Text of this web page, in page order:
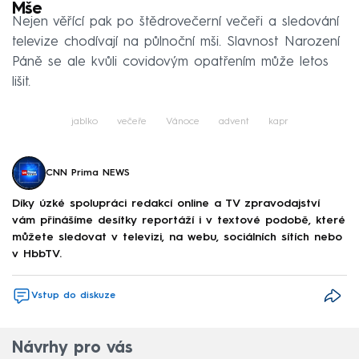
Mše
Nejen věřící pak po štědrovečerní večeři a sledování
televize chodívají na půlnoční mši. Slavnost Narození
Páně se ale kvůli covidovým opatřením může letos
lišit.
jablko večeře Vánoce advent kapr
CNN Prima NEWS
Díky úzké spolupráci redakcí online a TV zpravodajství
vám přinášíme desítky reportáží i v textové podobě, které
můžete sledovat v televizi, na webu, sociálních sítích nebo
v HbbTV.
Vstup do diskuze
Návrhy pro vás